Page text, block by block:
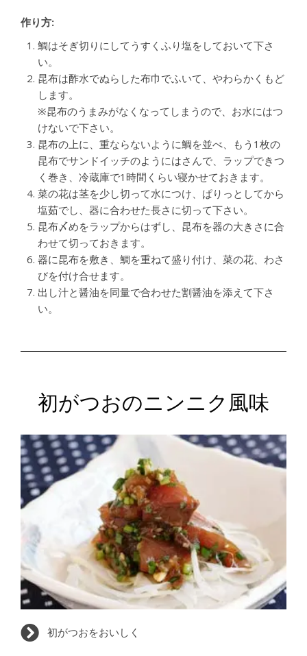
作り方:
鯛はそぎ切りにしてうすくふり塩をしておいて下さ
い。
昆布は酢水でぬらした布巾でふいて、やわらかくもど
します。
※昆布のうまみがなくなってしまうので、お水にはつ
けないで下さい。
昆布の上に、重ならないように鯛を並べ、もう1枚の
昆布でサンドイッチのようにはさんで、ラップできつ
く巻き、冷蔵庫で1時間くらい寝かせておきます。
菜の花は茎を少し切って水につけ、ぱりっとしてから
塩茹でし、器に合わせた長さに切って下さい。
昆布〆めをラップからはずし、昆布を器の大きさに合
わせて切っておきます。
器に昆布を敷き、鯛を重ねて盛り付け、菜の花、わさ
びを付け合せます。
出し汁と醤油を同量で合わせた割醤油を添えて下さ
い。
初がつおのニンニク風味
初がつおをおいしく